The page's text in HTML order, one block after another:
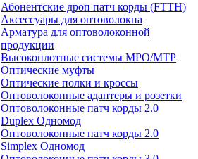
Абонентские дроп патч корды (FTTH)
Аксессуары для оптоволокна
Арматура для оптоволоконной
продукции
Высокоплотные системы MPO/MTP
Оптические муфты
Оптические полки и кроссы
Оптоволоконные адаптеры и розетки
Оптоволоконные патч корды 2.0
Duplex Одномод
Оптоволоконные патч корды 2.0
Simplex Одномод